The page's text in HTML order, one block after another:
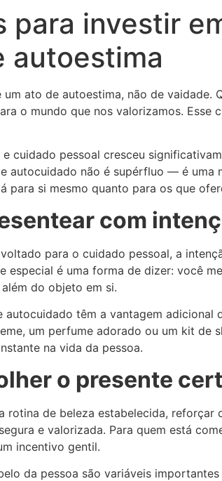
para investir
autoestima
um ato de autoestima, não de vaidade.
o mundo que nos valorizamos.
cuidado pessoal cresceu
autocuidado não é supérfluo — é uma
para si mesmo quanto para os que
com
para o cuidado pessoal, a
especial é uma forma de dizer: você
do objeto em si.
autocuidado têm a vantagem
um perfume adorado ou um kit
na vida da pessoa.
o presente
rotina de beleza estabelecida,
e valorizada. Para quem está
incentivo gentil.
da pessoa são variáveis